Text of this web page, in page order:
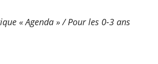
« Agenda » / Pour les 0-3 ans